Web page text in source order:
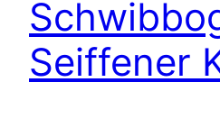
Seiffener